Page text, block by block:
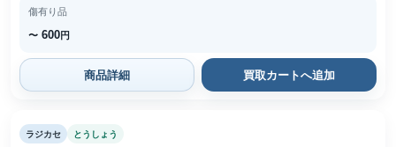
傷有り品
〜 600円
商品詳細 買取カートへ追加
ラジカセ とうしょう